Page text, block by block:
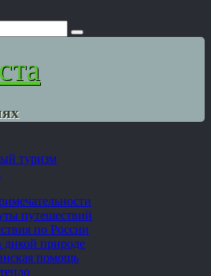
туризм
путешествий
по России
природе
помощь